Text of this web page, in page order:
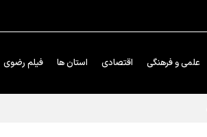
علمی و فرهنگی اقتصادی استان ها فیلم رضوی